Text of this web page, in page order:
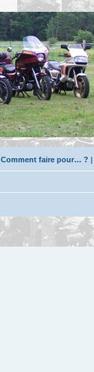
Comment faire pour… ? |